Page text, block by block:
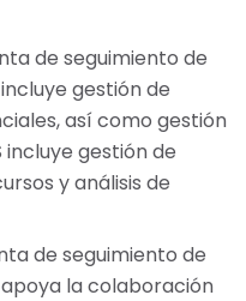
de seguimiento de
gestión de
así como gestión
gestión de
y análisis de
de seguimiento de
la colaboración